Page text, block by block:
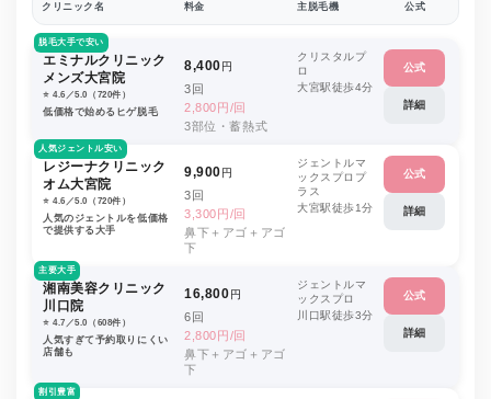
クリニック名 料金 主脱毛機 公式
脱毛大手で安い
エミナルクリニック
メンズ大宮院
⭐️ 4.6／5.0（720件）
低価格で始めるヒゲ脱毛
8,400円
3回
2,800円/回
3部位・蓄熱式
クリスタルプ
ロ
大宮駅徒歩4分
公式
詳細
人気ジェントル安い
レジーナクリニック
オム大宮院
⭐️ 4.6／5.0（720件）
人気のジェントルを低価格
で提供する大手
9,900円
3回
3,300円/回
鼻下＋アゴ＋アゴ
下
ジェントルマ
ックスプロプ
ラス
大宮駅徒歩1分
公式
詳細
主要大手
湘南美容クリニック
川口院
⭐️ 4.7／5.0（608件）
人気すぎて予約取りにくい
店舗も
16,800円
6回
2,800円/回
鼻下＋アゴ＋アゴ
下
ジェントルマ
ックスプロ
川口駅徒歩3分
公式
詳細
割引豊富